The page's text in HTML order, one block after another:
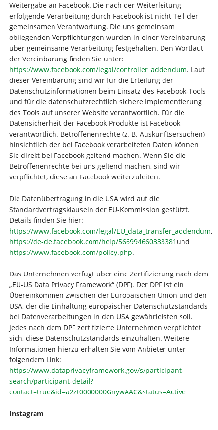
Weitergabe an Facebook. Die nach der Weiterleitung
erfolgende Verarbeitung durch Facebook ist nicht Teil der
gemeinsamen Verantwortung. Die uns gemeinsam
obliegenden Verpflichtungen wurden in einer Vereinbarung
über gemeinsame Verarbeitung festgehalten. Den Wortlaut
der Vereinbarung finden Sie unter:
https://www.facebook.com/legal/controller_addendum. Laut
dieser Vereinbarung sind wir für die Erteilung der
Datenschutzinformationen beim Einsatz des Facebook-Tools
und für die datenschutzrechtlich sichere Implementierung
des Tools auf unserer Website verantwortlich. Für die
Datensicherheit der Facebook-Produkte ist Facebook
verantwortlich. Betroffenenrechte (z. B. Auskunftsersuchen)
hinsichtlich der bei Facebook verarbeiteten Daten können
Sie direkt bei Facebook geltend machen. Wenn Sie die
Betroffenenrechte bei uns geltend machen, sind wir
verpflichtet, diese an Facebook weiterzuleiten.
Die Datenübertragung in die USA wird auf die
Standardvertragsklauseln der EU-Kommission gestützt.
Details finden Sie hier:
https://www.facebook.com/legal/EU_data_transfer_addendum,
https://de-de.facebook.com/help/566994660333381 und
https://www.facebook.com/policy.php.
Das Unternehmen verfügt über eine Zertifizierung nach dem
„EU-US Data Privacy Framework“ (DPF). Der DPF ist ein
Übereinkommen zwischen der Europäischen Union und den
USA, der die Einhaltung europäischer Datenschutzstandards
bei Datenverarbeitungen in den USA gewährleisten soll.
Jedes nach dem DPF zertifizierte Unternehmen verpflichtet
sich, diese Datenschutzstandards einzuhalten. Weitere
Informationen hierzu erhalten Sie vom Anbieter unter
folgendem Link:
https://www.dataprivacyframework.gov/s/participant-
search/participant-detail?
contact=true&id=a2zt0000000GnywAAC&status=Active
Instagram